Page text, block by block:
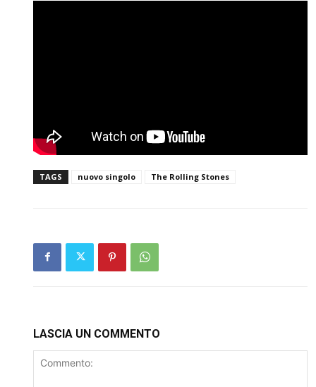
TAGS nuovo singolo The Rolling Stones
LASCIA UN COMMENTO